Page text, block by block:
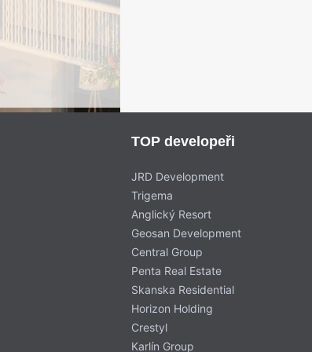
TOP developeři
JRD Development
Trigema
Anglický Resort
Geosan Development
Central Group
Penta Real Estate
Skanska Residential
Horizon Holding
Crestyl
Karlín Group